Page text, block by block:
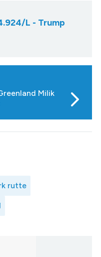
L - Trump
Milik
rutte